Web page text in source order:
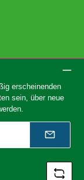
erscheinenden
sein, über neue